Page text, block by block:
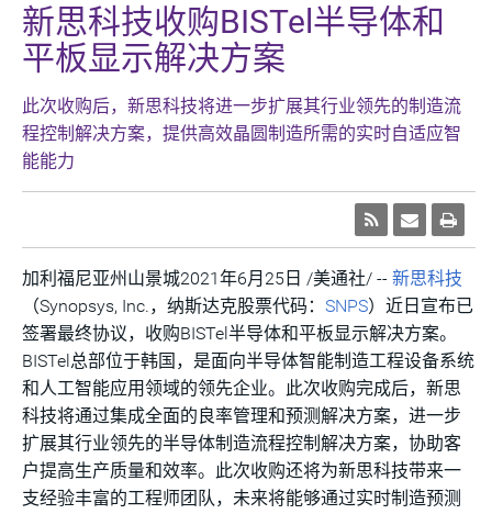
新思科技收购BISTel半导体和
平板显示解决方案
此次收购后，新思科技将进一步扩展其行业领先的制造流
程控制解决方案，提供高效晶圆制造所需的实时自适应智
能能力
加利福尼亚州山景城2021年6月25日 /美通社/ -- 新思科技
（Synopsys, Inc.，纳斯达克股票代码： SNPS）近日宣布已
签署最终协议，收购BISTel半导体和平板显示解决方案。
BISTel总部位于韩国，是面向半导体智能制造工程设备系统
和人工智能应用领域的领先企业。此次收购完成后，新思
科技将通过集成全面的良率管理和预测解决方案，进一步
扩展其行业领先的半导体制造流程控制解决方案，协助客
户提高生产质量和效率。此次收购还将为新思科技带来一
支经验丰富的工程师团队，未来将能够通过实时制造预测